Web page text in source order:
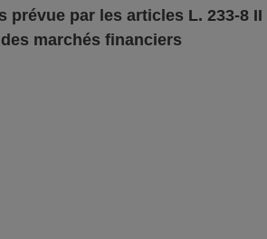
prévue par les articles L. 233-8
marchés financiers